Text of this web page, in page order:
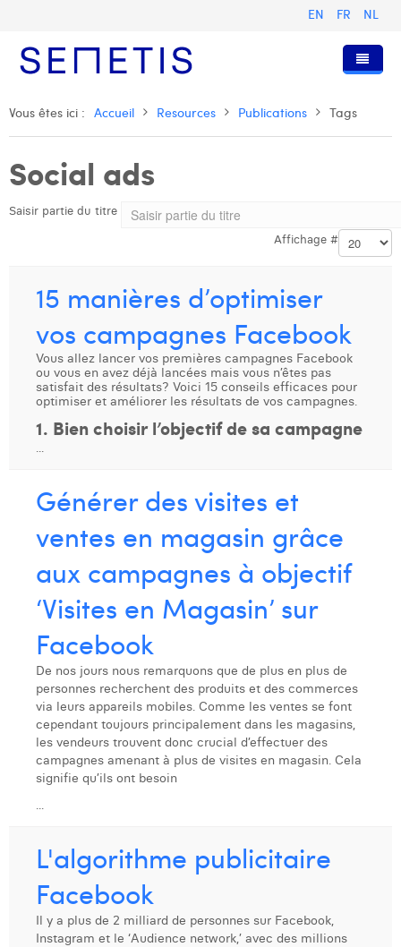
EN FR NL
Accueil
Services
Publicité Digitale
Digital Business Intelligence
Formations
Qui sommes-nous ?
Notre histoire
Anouk Allegaert
Camille Servais
Charlie Deschamps
Dhan Claes
Edouard Polet
Elio Civalleri
Eliott Pousset
Floriane Defacqz
Hanne Van Loock
Janne Beke
Jonas Geiregat
Justine Cremer
Laura Rooseleer
Lena Pignoloni
Leonard Dierickx
Linda Kraim
Nos valeurs
Certifications
Ressources
Présentations et Cas
Rejoignez-nous
Digital Business Analyst
Digital Business Intern
Vous êtes ici : Accueil Resources Publications Tags
Social ads
Saisir partie du titre
Affichage #
15 manières d’optimiser
vos campagnes Facebook
Vous allez lancer vos premières campagnes Facebook
ou vous en avez déjà lancées mais vous n’êtes pas
satisfait des résultats? Voici 15 conseils efficaces pour
optimiser et améliorer les résultats de vos campagnes.
1. Bien choisir l’objectif de sa campagne
...
Générer des visites et
ventes en magasin grâce
aux campagnes à objectif
‘Visites en Magasin’ sur
Facebook
De nos jours nous remarquons que de plus en plus de
personnes recherchent des produits et des commerces
via leurs appareils mobiles. Comme les ventes se font
cependant toujours principalement dans les magasins,
les vendeurs trouvent donc crucial d’effectuer des
campagnes amenant à plus de visites en magasin. Cela
signifie qu’ils ont besoin
...
L'algorithme publicitaire
Facebook
Il y a plus de 2 milliard de personnes sur Facebook,
Instagram et le ‘Audience network,’ avec des millions